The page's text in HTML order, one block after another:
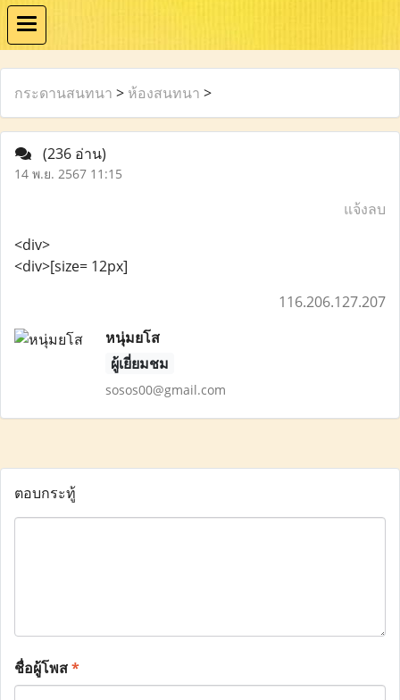
กระดานสนทนา > ห้องสนทนา >
(236 อ่าน)
14 พ.ย. 2567 11:15
แจ้งลบ
<div>
<div>[size= 12px]
116.206.127.207
หนุ่มยโส
ผู้เยี่ยมชม
sosos00@gmail.com
ตอบกระทู้
ชื่อผู้โพส*